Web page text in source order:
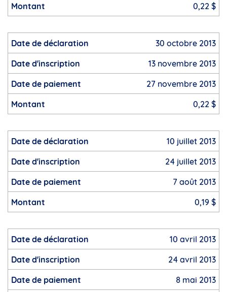
0,22 $
30 octobre 2013
13 novembre 2013
27 novembre 2013
0,22 $
10 juillet 2013
24 juillet 2013
7 août 2013
0,19 $
10 avril 2013
24 avril 2013
8 mai 2013